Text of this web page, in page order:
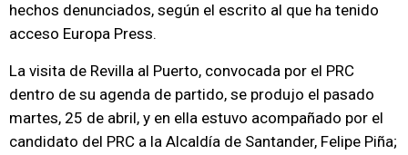
hechos denunciados, según el escrito al que ha tenido
acceso Europa Press.
La visita de Revilla al Puerto, convocada por el PRC
dentro de su agenda de partido, se produjo el pasado
martes, 25 de abril, y en ella estuvo acompañado por el
candidato del PRC a la Alcaldía de Santander, Felipe Piña;